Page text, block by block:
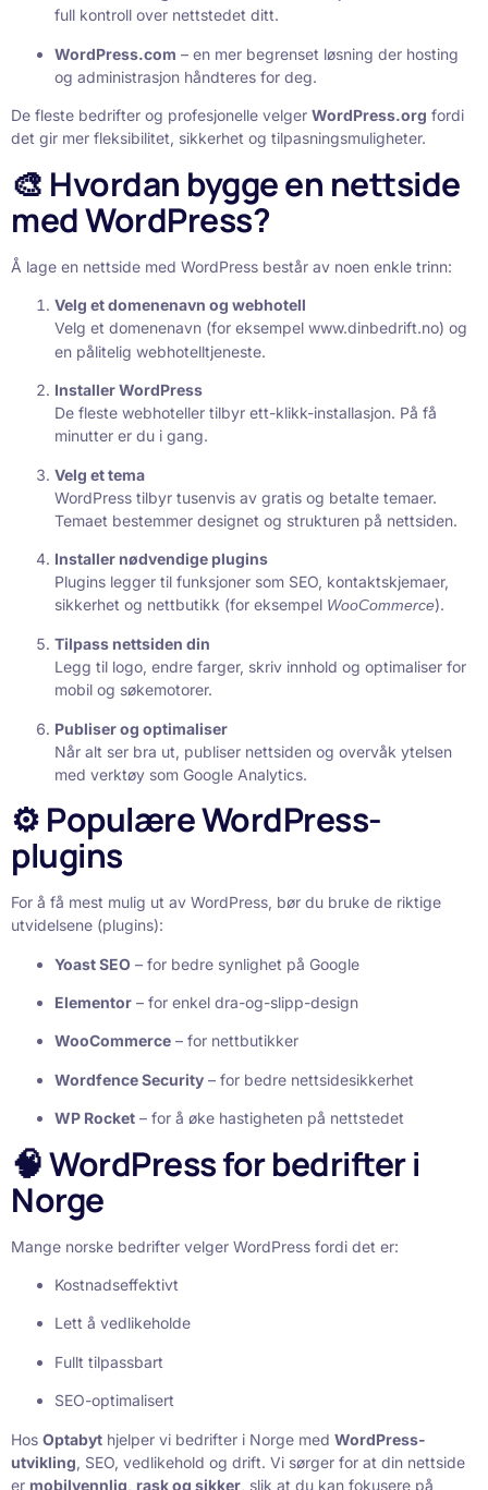
full kontroll over nettstedet ditt.
WordPress.com – en mer begrenset løsning der hosting
og administrasjon håndteres for deg.
De fleste bedrifter og profesjonelle velger WordPress.org fordi
det gir mer fleksibilitet, sikkerhet og tilpasningsmuligheter.
🎨 Hvordan bygge en nettside
med WordPress?
Å lage en nettside med WordPress består av noen enkle trinn:
Velg et domenenavn og webhotell
Velg et domenenavn (for eksempel www.dinbedrift.no) og
en pålitelig webhotelltjeneste.
Installer WordPress
De fleste webhoteller tilbyr ett-klikk-installasjon. På få
minutter er du i gang.
Velg et tema
WordPress tilbyr tusenvis av gratis og betalte temaer.
Temaet bestemmer designet og strukturen på nettsiden.
Installer nødvendige plugins
Plugins legger til funksjoner som SEO, kontaktskjemaer,
sikkerhet og nettbutikk (for eksempel WooCommerce).
Tilpass nettsiden din
Legg til logo, endre farger, skriv innhold og optimaliser for
mobil og søkemotorer.
Publiser og optimaliser
Når alt ser bra ut, publiser nettsiden og overvåk ytelsen
med verktøy som Google Analytics.
⚙️ Populære WordPress-
plugins
For å få mest mulig ut av WordPress, bør du bruke de riktige
utvidelsene (plugins):
Yoast SEO – for bedre synlighet på Google
Elementor – for enkel dra-og-slipp-design
WooCommerce – for nettbutikker
Wordfence Security – for bedre nettsidesikkerhet
WP Rocket – for å øke hastigheten på nettstedet
🧠 WordPress for bedrifter i
Norge
Mange norske bedrifter velger WordPress fordi det er:
Kostnadseffektivt
Lett å vedlikeholde
Fullt tilpassbart
SEO-optimalisert
Hos Optabyt hjelper vi bedrifter i Norge med WordPress-
utvikling, SEO, vedlikehold og drift. Vi sørger for at din nettside
er mobilvennlig, rask og sikker, slik at du kan fokusere på